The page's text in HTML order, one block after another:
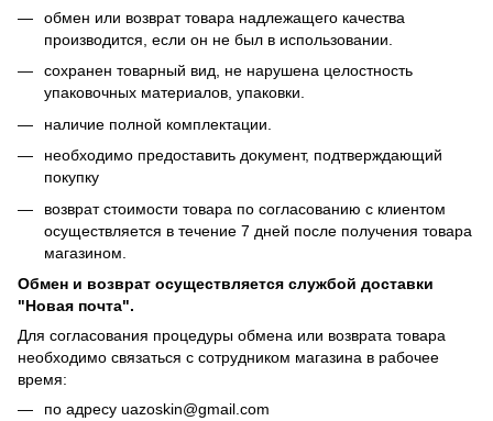
обмен или возврат товара надлежащего качества
производится, если он не был в использовании.
сохранен товарный вид, не нарушена целостность
упаковочных материалов, упаковки.
наличие полной комплектации.
необходимо предоставить документ, подтверждающий
покупку
возврат стоимости товара по согласованию с клиентом
осуществляется в течение 7 дней после получения товара
магазином.
Обмен и возврат осуществляется службой доставки
"Новая почта".
Для согласования процедуры обмена или возврата товара
необходимо связаться с сотрудником магазина в рабочее
время:
по адресу uazoskin@gmail.com